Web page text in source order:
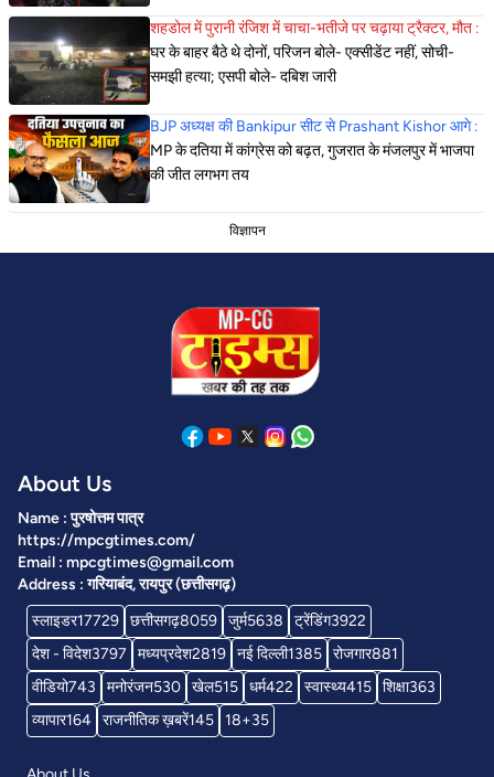
शहडोल में पुरानी रंजिश में चाचा-भतीजे पर चढ़ाया ट्रैक्टर, मौत :
घर के बाहर बैठे थे दोनों, परिजन बोले- एक्सीडेंट नहीं, सोची-
समझी हत्या; एसपी बोले- दबिश जारी
BJP अध्यक्ष की Bankipur सीट से Prashant Kishor आगे :
MP के दतिया में कांग्रेस को बढ़त, गुजरात के मंजलपुर में भाजपा
की जीत लगभग तय
विज्ञापन
About Us
Name : पुरषोत्तम पात्र
https://mpcgtimes.com/
Email : mpcgtimes@gmail.com
Address : गरियाबंद, रायपुर (छत्तीसगढ़)
स्लाइडर17729 छत्तीसगढ़8059 जुर्म5638 ट्रेंडिंग3922
देश - विदेश3797 मध्यप्रदेश2819 नई दिल्ली1385 रोजगार881
वीडियो743 मनोरंजन530 खेल515 धर्म422 स्वास्थ्य415 शिक्षा363
व्यापार164 राजनीतिक ख़बरें145 18+35